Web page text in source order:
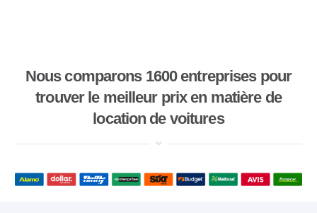
Nous comparons 1600 entreprises pour
trouver le meilleur prix en matière de
location de voitures